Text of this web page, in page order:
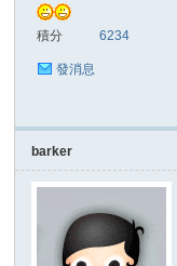
討
積分 6234
發消息
barker